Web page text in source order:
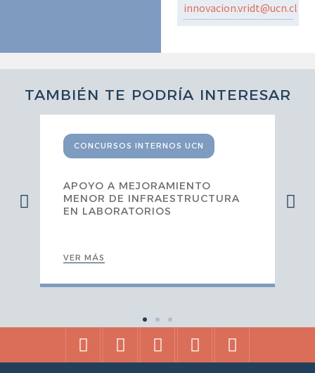
innovacion.vridt@ucn.cl
TAMBIÉN TE PODRÍA INTERESAR
CONCURSOS INTERNOS UCN
APOYO A MEJORAMIENTO
MENOR DE INFRAESTRUCTURA
EN LABORATORIOS
VER MÁS